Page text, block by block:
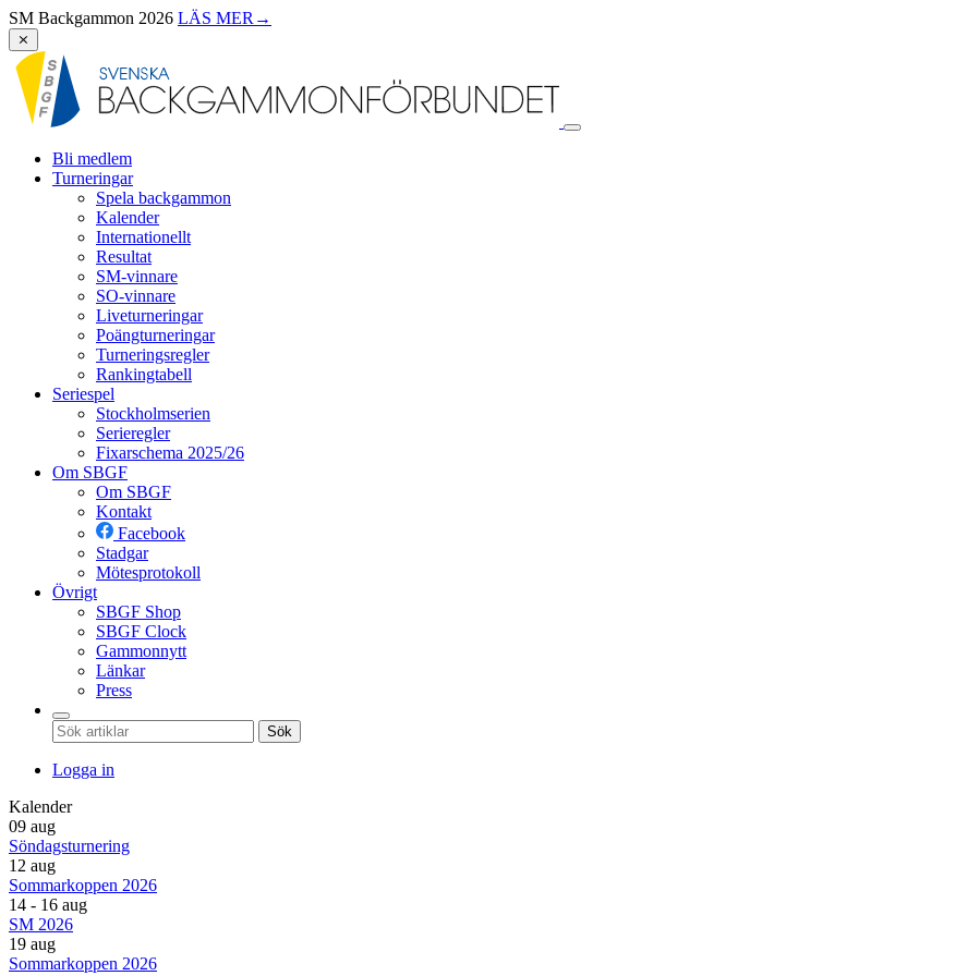
SM Backgammon 2026 LÄS MER →
⨯
Bli medlem
Turneringar
Spela backgammon
Kalender
Internationellt
Resultat
SM-vinnare
SO-vinnare
Liveturneringar
Poängturneringar
Turneringsregler
Rankingtabell
Seriespel
Stockholmserien
Serieregler
Fixarschema 2025/26
Om SBGF
Om SBGF
Kontakt
Facebook
Stadgar
Mötesprotokoll
Övrigt
SBGF Shop
SBGF Clock
Gammonnytt
Länkar
Press
Sök
Logga in
Kalender
09 aug
Söndagsturnering
12 aug
Sommarkoppen 2026
14 - 16 aug
SM 2026
19 aug
Sommarkoppen 2026